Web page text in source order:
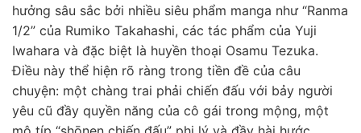
hưởng sâu sắc bởi nhiều siêu phẩm manga như “Ranma
1/2” của Rumiko Takahashi, các tác phẩm của Yuji
Iwahara và đặc biệt là huyền thoại Osamu Tezuka.
Điều này thể hiện rõ ràng trong tiền đề của câu
chuyện: một chàng trai phải chiến đấu với bảy người
yêu cũ đầy quyền năng của cô gái trong mộng, một